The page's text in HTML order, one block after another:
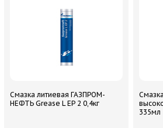
Смазка литиевая ГАЗПРОМ-
НЕФТЬ Grease L EP 2 0,4кг
335мл